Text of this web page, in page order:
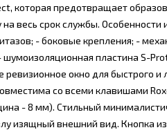
которая предотвращает
весь срок службы. Особенности
- боковые крепления; -
шумоизоляционная пластина S-
окно для быстрого и
со всеми клавишами
- 8 мм). Стильный
изящный внешний вид. Кнопка